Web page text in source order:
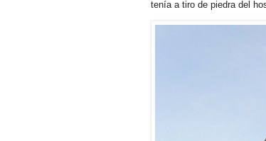
tenía a tiro de piedra del